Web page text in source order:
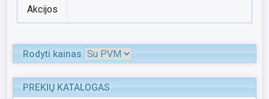
Akcijos
Rodyti kainas
PREKIŲ KATALOGAS